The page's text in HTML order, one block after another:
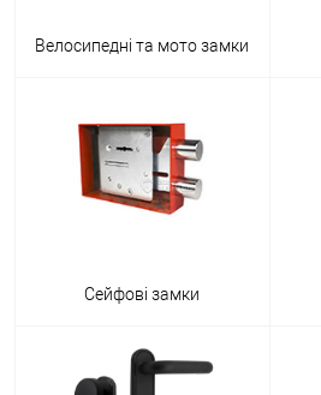
Велосипедні та мото замки
Сейфові замки